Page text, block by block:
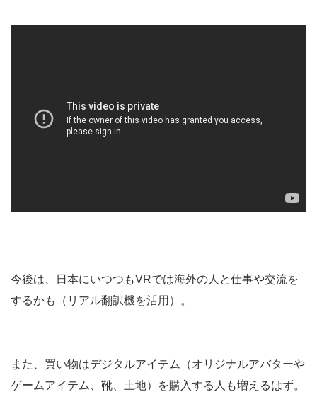
今後は、日本にいつつもVRでは海外の人と仕事や交流を
するかも（リアル翻訳機を活用）。
また、買い物はデジタルアイテム（オリジナルアバターや
ゲームアイテム、靴、土地）を購入する人も増えるはず。